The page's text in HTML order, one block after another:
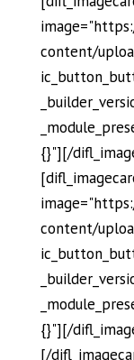
content/
{}"][/
content/
{}"][/
[/